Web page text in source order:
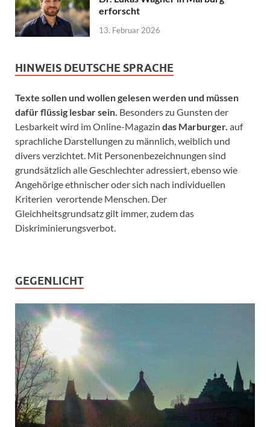
erforscht
13. Februar 2026
HINWEIS DEUTSCHE SPRACHE
Texte sollen und wollen gelesen werden und müssen
dafür flüssig lesbar sein. Besonders zu Gunsten der
Lesbarkeit wird im Online-Magazin das Marburger. auf
sprachliche Darstellungen zu männlich, weiblich und
divers verzichtet. Mit Personenbezeichnungen sind
grundsätzlich alle Geschlechter adressiert, ebenso wie
Angehörige ethnischer oder sich nach individuellen
Kriterien verortende Menschen. Der
Gleichheitsgrundsatz gilt immer, zudem das
Diskriminierungsverbot.
GEGENLICHT